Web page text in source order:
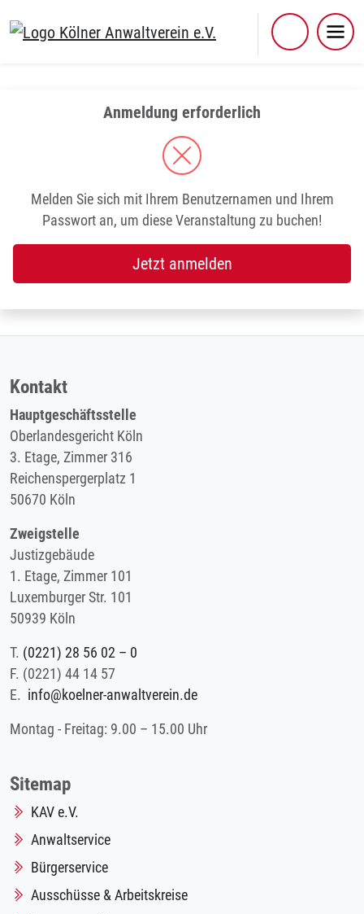
Anmeldung erforderlich
Melden Sie sich mit Ihrem Benutzernamen und Ihrem
Passwort an, um diese Veranstaltung zu buchen!
Jetzt anmelden
Kontakt
Hauptgeschäftsstelle
Oberlandesgericht Köln
3. Etage, Zimmer 316
Reichenspergerplatz 1
50670 Köln
Zweigstelle
Justizgebäude
1. Etage, Zimmer 101
Luxemburger Str. 101
50939 Köln
T. (0221) 28 56 02 – 0
F. (0221) 44 14 57
E. info@koelner-anwaltverein.de
Montag - Freitag: 9.00 – 15.00 Uhr
Sitemap
KAV e.V.
Anwaltservice
Bürgerservice
Ausschüsse & Arbeitskreise